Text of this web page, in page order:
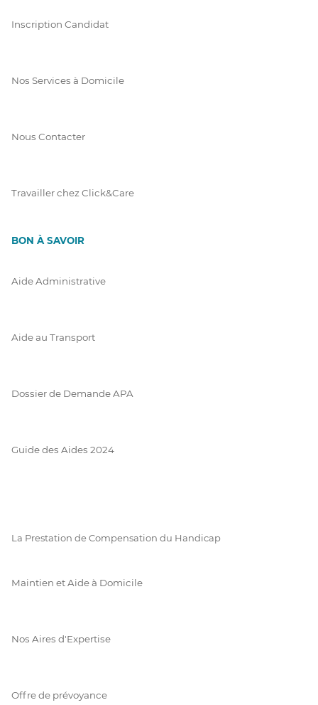
Inscription Candidat
Nos Services à Domicile
Nous Contacter
Travailler chez Click&Care
BON À SAVOIR
Aide Administrative
Aide au Transport
Dossier de Demande APA
Guide des Aides 2024
La Prestation de Compensation du Handicap
Maintien et Aide à Domicile
Nos Aires d'Expertise
Offre de prévoyance